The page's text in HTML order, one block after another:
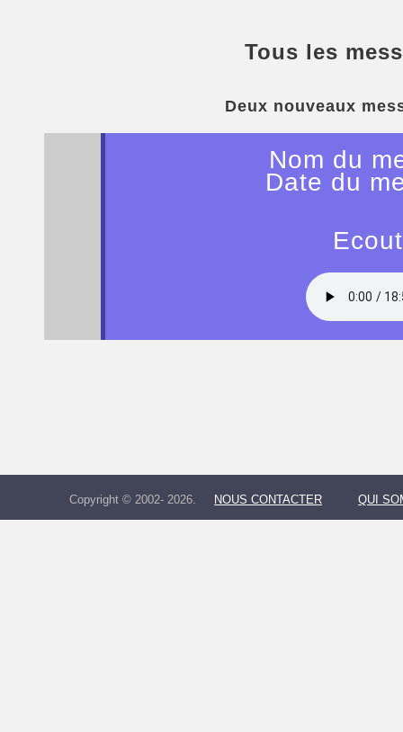
Tous les
Deux nouveaux
Nom du
Date du
Copyright © 2002- 2026. NOUS CONTACTER QUI